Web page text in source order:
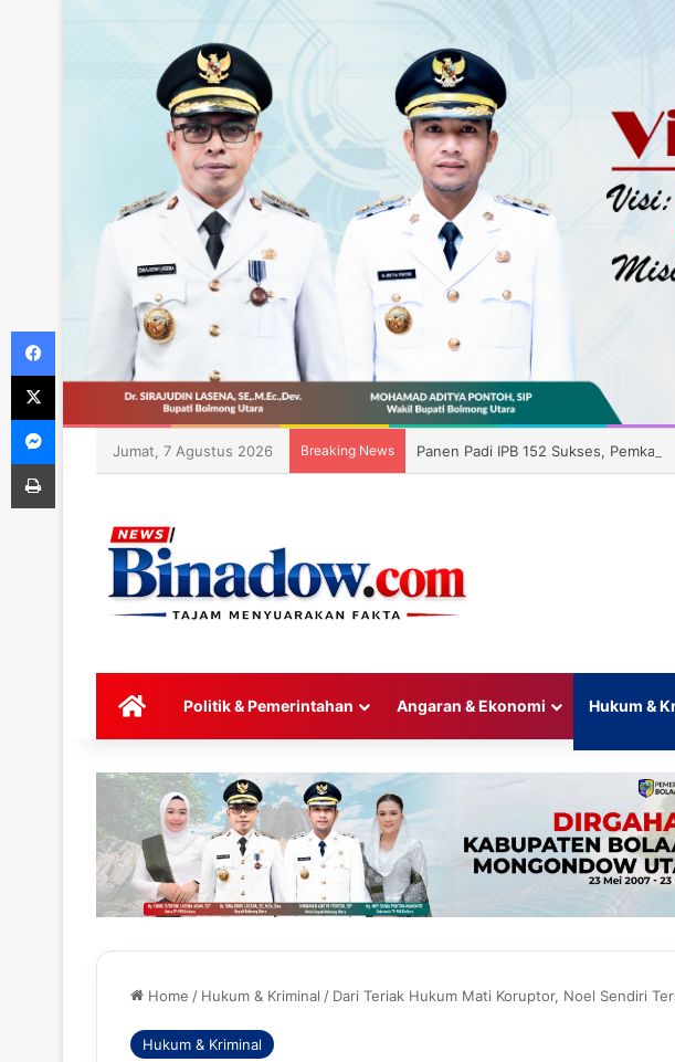
Jumat, 7 Agustus 2026 Breaking News Panen Padi IPB 152 Sukses, Pemkab
HOMEPolitik & Pemerintahan Angaran & Ekonomi Hukum &
Home / Hukum & Kriminal / Dari Teriak Hukum Mati Koruptor, Noel Sendiri
Hukum & Kriminal